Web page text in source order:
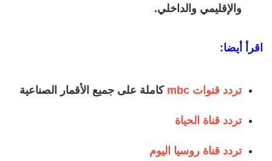
والإقليمي والداخلي.
اقرأ أيضا:
تردد قنوات mbc كاملة على جميع الأقمار الصناعية
تردد قناة الحياة
تردد قناة روسيا اليوم